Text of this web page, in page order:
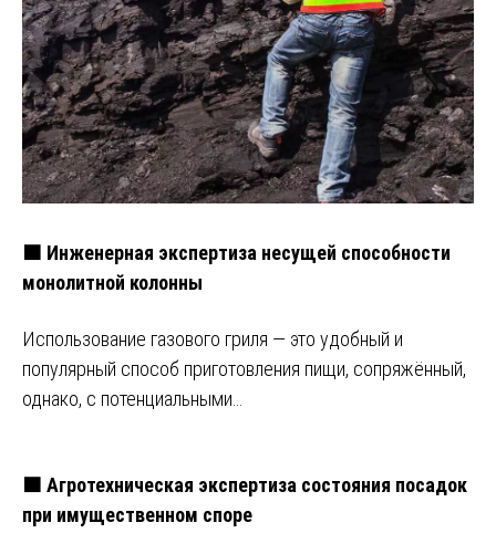
🟧 Инженерная экспертиза несущей способности
монолитной колонны
Использование газового гриля — это удобный и
популярный способ приготовления пищи, сопряжённый,
однако, с потенциальными…
🟧 Агротехническая экспертиза состояния посадок
при имущественном споре